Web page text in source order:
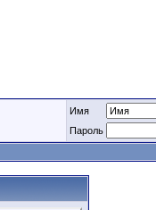
Имя
Пароль